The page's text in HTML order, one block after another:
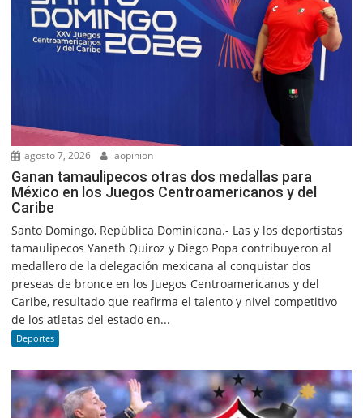
agosto 7, 2026 laopinion
Ganan tamaulipecos otras dos medallas para
México en los Juegos Centroamericanos y del
Caribe
Santo Domingo, República Dominicana.- Las y los deportistas
tamaulipecos Yaneth Quiroz y Diego Popa contribuyeron al
medallero de la delegación mexicana al conquistar dos
preseas de bronce en los Juegos Centroamericanos y del
Caribe, resultado que reafirma el talento y nivel competitivo
de los atletas del estado en...
Deportes